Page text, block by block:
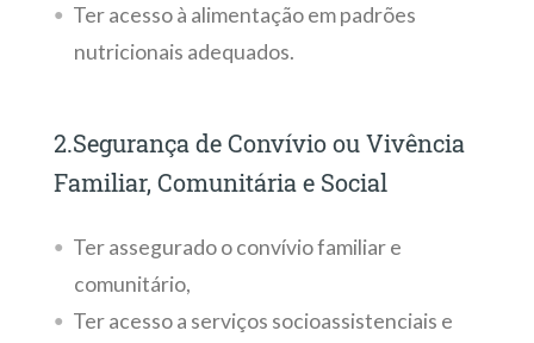
Ter acesso à alimentação em padrões
nutricionais adequados.
2.Segurança de Convívio ou Vivência
Familiar, Comunitária e Social
Ter assegurado o convívio familiar e
comunitário,
Ter acesso a serviços socioassistenciais e